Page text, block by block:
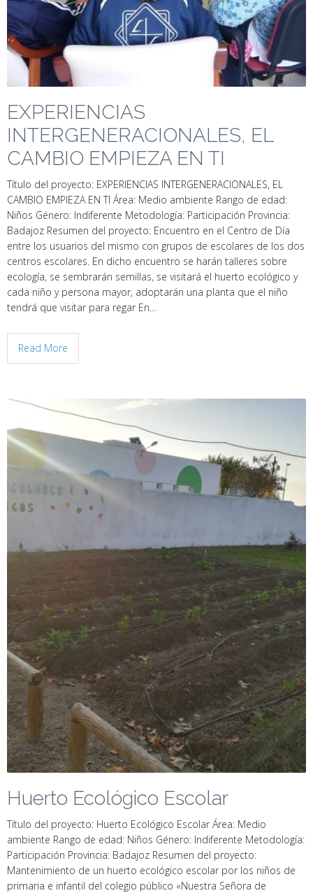
EXPERIENCIAS
INTERGENERACIONALES, EL
CAMBIO EMPIEZA EN TI
Título del proyecto: EXPERIENCIAS INTERGENERACIONALES, EL
CAMBIO EMPIEZA EN TI Área: Medio ambiente Rango de edad:
Niños Género: Indiferente Metodología: Participación Provincia:
Badajoz Resumen del proyecto: Encuentro en el Centro de Día
entre los usuarios del mismo con grupos de escolares de los dos
centros escolares. En dicho encuentro se harán talleres sobre
ecología, se sembrarán semillas, se visitará el huerto ecológico y
cada niño y persona mayor, adoptarán una planta que el niño
tendrá que visitar para regar En…
Read More
Huerto Ecológico Escolar
Título del proyecto: Huerto Ecológico Escolar Área: Medio
ambiente Rango de edad: Niños Género: Indiferente Metodología:
Participación Provincia: Badajoz Resumen del proyecto:
Mantenimiento de un huerto ecológico escolar por los niños de
primaria e infantil del colegio público «Nuestra Señora de